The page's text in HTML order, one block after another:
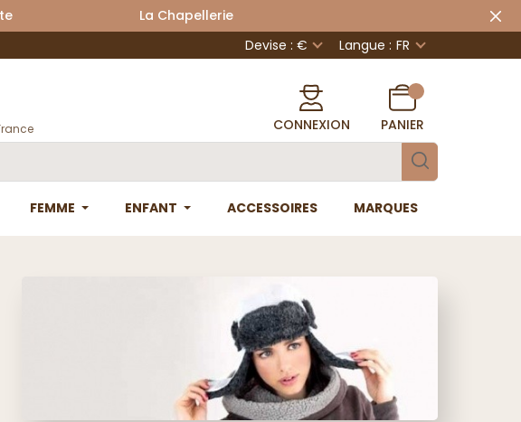
La Chapellerie
Devise : € Langue : FR
CONNEXION PANIER
FEMME ENFANT ACCESSOIRES MARQUES